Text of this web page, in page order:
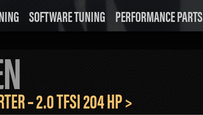
SOFTWARE TUNING PERFORMANCE PARTS
– 2.0 TFSI 204 HP >